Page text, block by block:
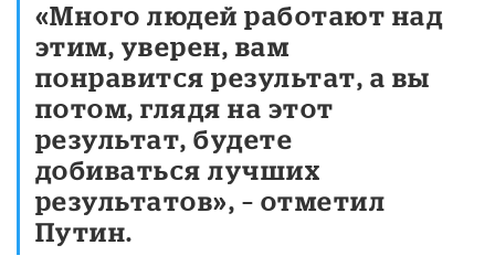
«Много людей работают над
этим, уверен, вам
понравится результат, а вы
потом, глядя на этот
результат, будете
добиваться лучших
результатов», – отметил
Путин.